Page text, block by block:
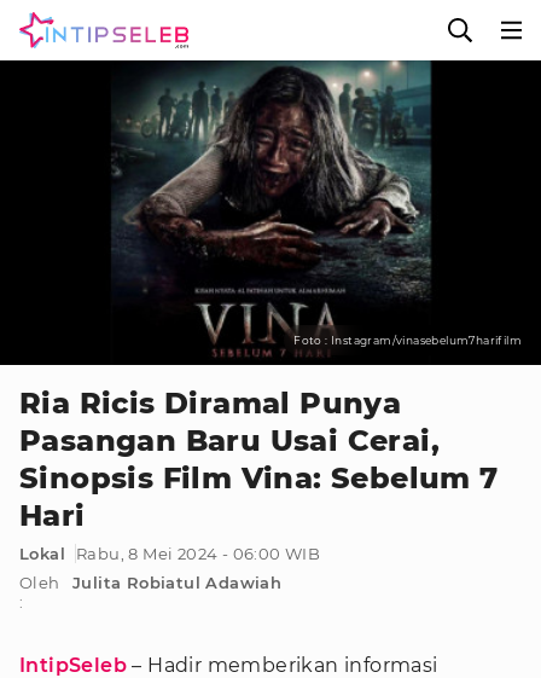
Foto : Instagram/vinasebelum7harifilm
Ria Ricis Diramal Punya
Pasangan Baru Usai Cerai,
Sinopsis Film Vina: Sebelum 7
Hari
Lokal
Rabu, 8 Mei 2024 - 06:00 WIB
Oleh
:
Julita Robiatul Adawiah
IntipSeleb – Hadir memberikan informasi